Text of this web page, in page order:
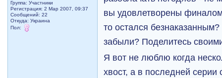
Группа: Участники
Регистрация: 2 Мар 2007, 09:37
Сообщений: 22
Откуда: Украина
Пол:
вы удовлетворены
то остался
забыли? Поделитесь
Я вот не люблю когда
хвост, а в последней серии